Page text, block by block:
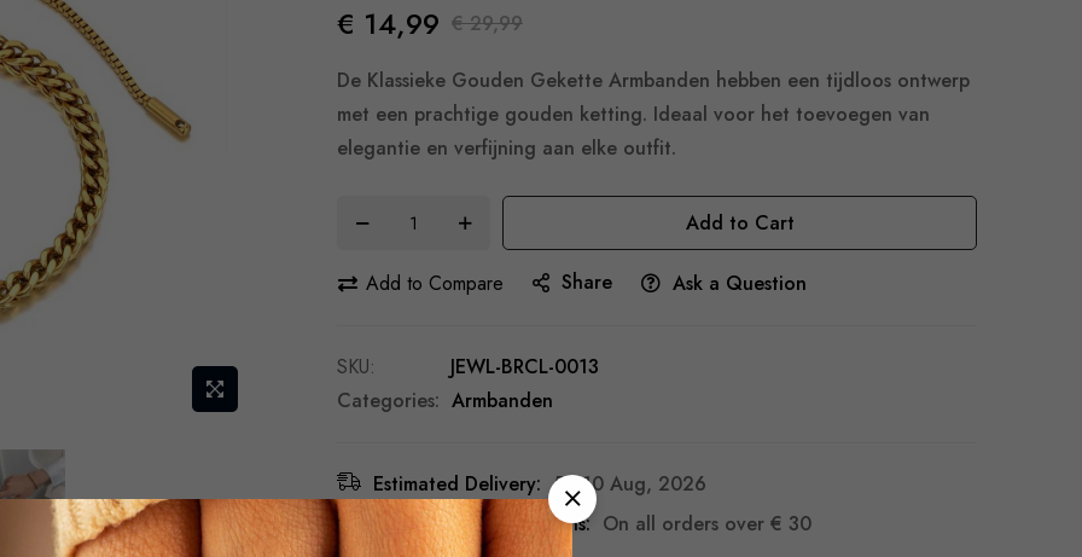
€ 14,99 € 29,99
De Klassieke Gouden Gekette Armbanden hebben een tijdloos ontwerp
met een prachtige gouden ketting. Ideaal voor het toevoegen van
elegantie en verfijning aan elke outfit.
Add to Cart
Add to Compare Share Ask a Question
SKU
JEWL-BRCL-0013
Categories: Armbanden
Estimated Delivery: 5 - 10 Aug, 2026
Free Shipping & Returns: On all orders over € 30